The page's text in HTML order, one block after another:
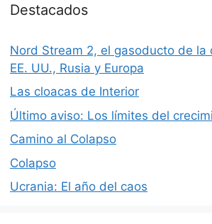
Destacados
Nord Stream 2, el gasoducto de la
EE. UU., Rusia y Europa
Las cloacas de Interior
Último aviso: Los límites del
Camino al Colapso
Colapso
Ucrania: El año del caos